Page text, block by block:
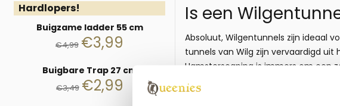
Hardlopers!
Buigzame ladder 55 cm
€4,99 €3,99
Buigbare Trap 27 cm
€3,49 €2,99
Is een
Absoluut, Wilgentunnels zijn ideaal
tunnels van Wilg zijn vervaardigd
Hamsterscaping is immers om een
Deze Wilgenrollen of
vervolgens natuurlijke elementen